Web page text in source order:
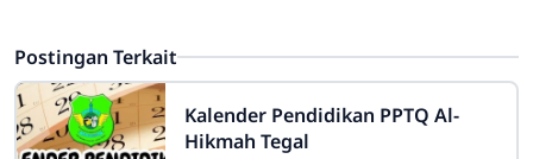
Postingan Terkait
Kalender Pendidikan PPTQ Al-
Hikmah Tegal